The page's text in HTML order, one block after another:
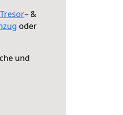
Tresor– &
oder
und